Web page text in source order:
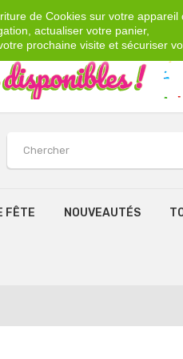
de Cookies sur votre
actualiser votre panier,
prochaine visite et sécuriser
FÊTE NOUVEAUTÉS